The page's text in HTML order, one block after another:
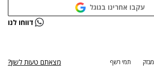
עקבו אחרינו בגוגל
נתקלנו בבעיה דווחו לנו
מבזק תמי רשף מצאתם טעות לשון?